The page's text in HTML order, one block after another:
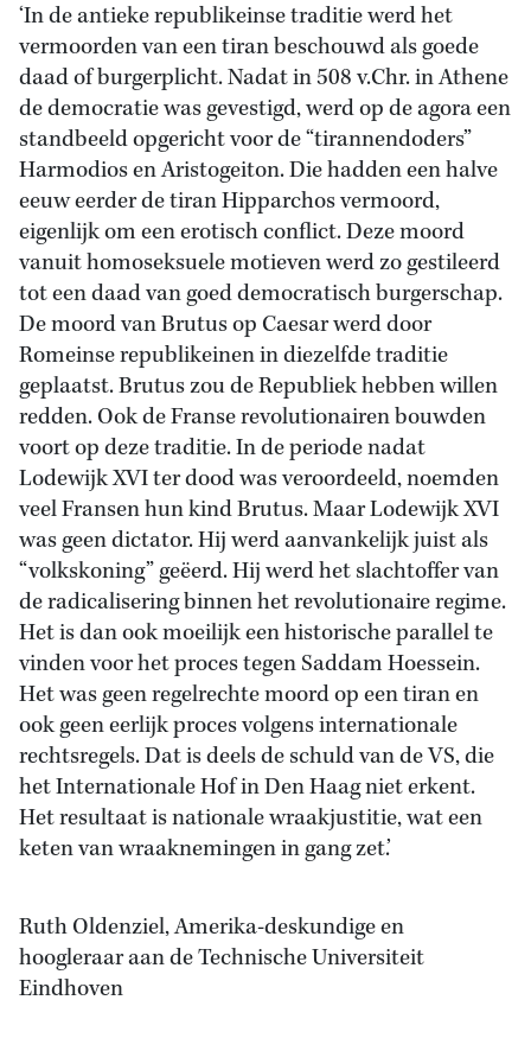
‘In de antieke republikeinse traditie werd het
vermoorden van een tiran beschouwd als goede
daad of burgerplicht. Nadat in 508 v.Chr. in Athene
de democratie was gevestigd, werd op de agora een
standbeeld opgericht voor de “tirannendoders”
Harmodios en Aristogeiton. Die hadden een halve
eeuw eerder de tiran Hipparchos vermoord,
eigenlijk om een erotisch conflict. Deze moord
vanuit homoseksuele motieven werd zo gestileerd
tot een daad van goed democratisch burgerschap.
De moord van Brutus op Caesar werd door
Romeinse republikeinen in diezelfde traditie
geplaatst. Brutus zou de Republiek hebben willen
redden. Ook de Franse revolutionairen bouwden
voort op deze traditie. In de periode nadat
Lodewijk XVI ter dood was veroordeeld, noemden
veel Fransen hun kind Brutus. Maar Lodewijk XVI
was geen dictator. Hij werd aanvankelijk juist als
“volkskoning” geëerd. Hij werd het slachtoffer van
de radicalisering binnen het revolutionaire regime.
Het is dan ook moeilijk een historische parallel te
vinden voor het proces tegen Saddam Hoessein.
Het was geen regelrechte moord op een tiran en
ook geen eerlijk proces volgens internationale
rechtsregels. Dat is deels de schuld van de VS, die
het Internationale Hof in Den Haag niet erkent.
Het resultaat is nationale wraakjustitie, wat een
keten van wraaknemingen in gang zet.’
Ruth Oldenziel, Amerika-deskundige en
hoogleraar aan de Technische Universiteit
Eindhoven